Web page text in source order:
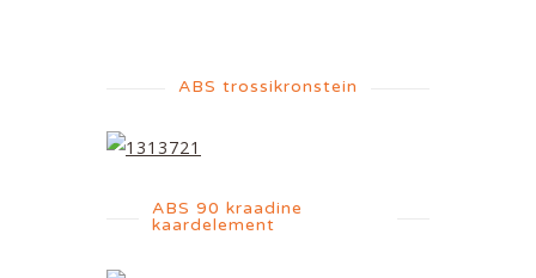
ABS trossikronstein
ABS 90 kraadine
kaardelement